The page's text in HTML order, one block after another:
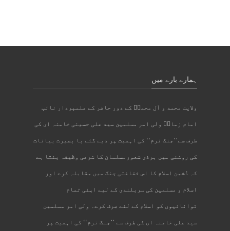
ہمارے بارے میں
ولایت محمد و آل محمدؐ کے دور حاضر کے علمبردار نائب
امام زمانؑ ولی امر مسلمین سید علی حسینی خامنہ ای کی
طرف سے’’جنگ نرم‘‘ کی اہمیت پر دیے گئے با بصیرت بیانات
کی روشنی میں ہرذی شعورمسلمان کا شرعی وظیفہ بنتا ہے
کہ دُشمن اسلام کا اس ثقافتی جنگ میں مقابلہ کرے اور
اسلام و مسلمین کی سربلندی کے لیے اپنی تمام
توانائیوں کو اسلام کے لئے صرف کرے۔ ولی امر مسلمین
سید علی خامنہ ای کی طرف سے ’’جنگ نرم‘‘ کی اہمیت پر